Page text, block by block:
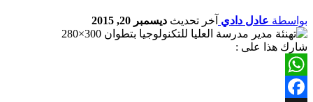
بواسطة عادل دادي آخر تحديث ديسمبر 20, 2015
شارك هذا على :
WhatsApp